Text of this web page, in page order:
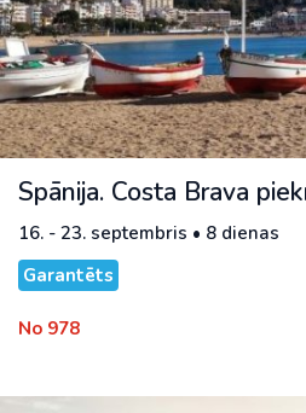
Spānija. Costa Brava
16. - 23. septembris • 8 dienas
Garantēts
No 978